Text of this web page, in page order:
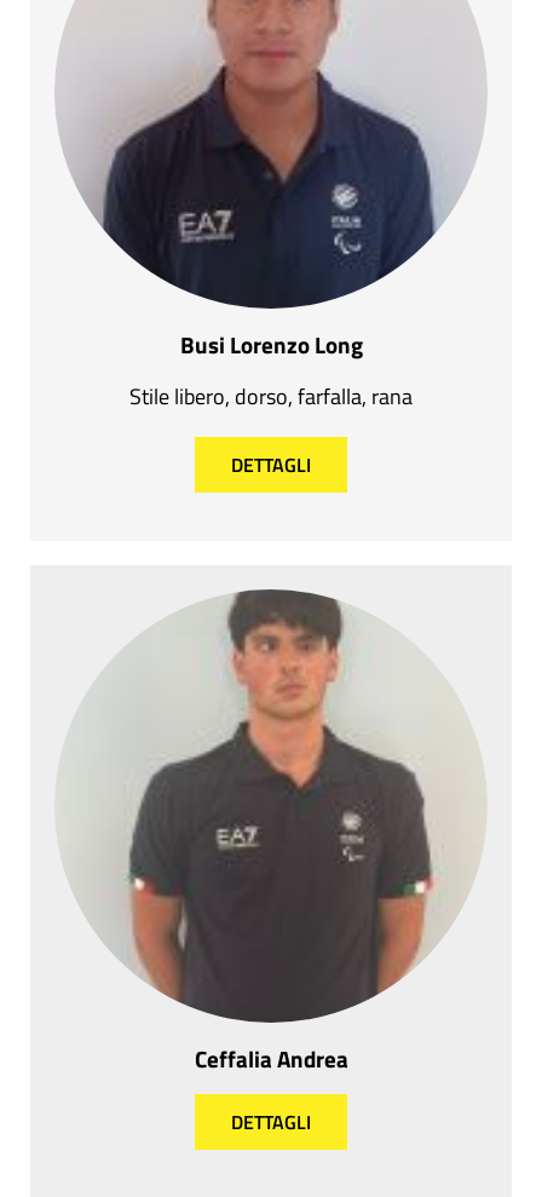
Busi Lorenzo Long
Stile libero, dorso, farfalla, rana
DETTAGLI
Ceffalia Andrea
DETTAGLI